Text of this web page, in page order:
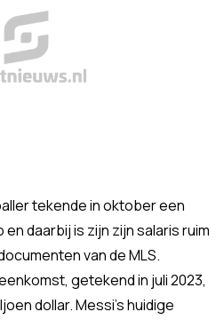
tekende in oktober een
daarbij is zijn zijn salaris ruim
van de MLS.
getekend in juli 2023,
dollar. Messi's huidige